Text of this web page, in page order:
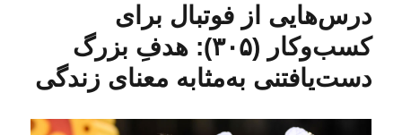
د
ه
د
ا
ا
ر
ص
درس‌هایی از فوتبال برای
کسب‌و‌کار (۳۰۵): هدفِ بزرگ
دست‌یافتنی به‌مثابه معنای زندگی